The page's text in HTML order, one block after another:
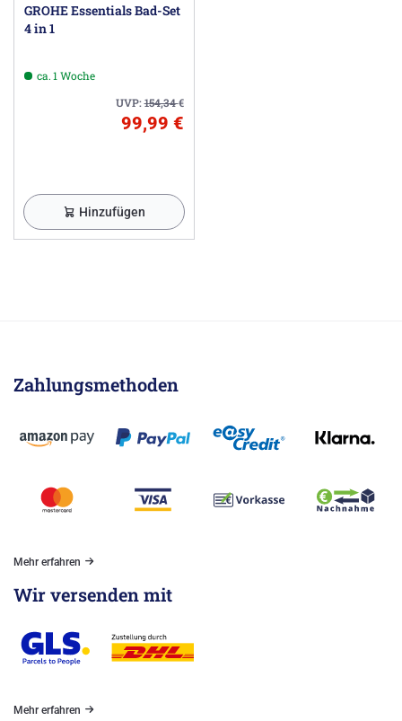
GROHE Essentials Bad-Set
4 in 1
ca. 1 Woche
UVP:154,34€
99,99 €
Hinzufügen
Zahlungsmethoden
Mehr erfahren
Wir versenden mit
Mehr erfahren